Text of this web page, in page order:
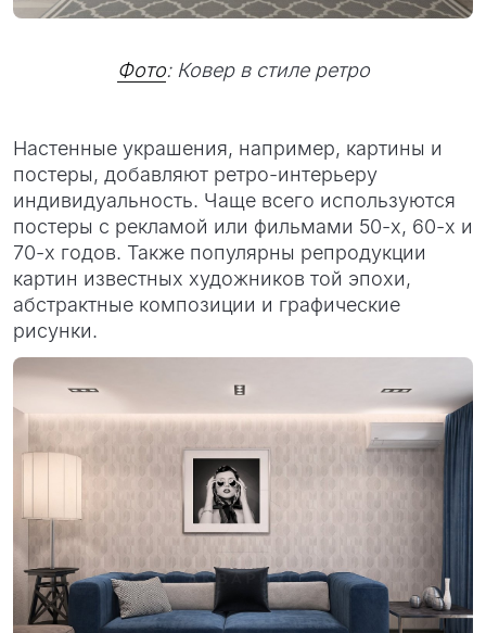
Фото: Ковер в стиле ретро
Настенные украшения, например, картины и
постеры, добавляют ретро-интерьеру
индивидуальность. Чаще всего используются
постеры с рекламой или фильмами 50-х, 60-х и
70-х годов. Также популярны репродукции
картин известных художников той эпохи,
абстрактные композиции и графические
рисунки.